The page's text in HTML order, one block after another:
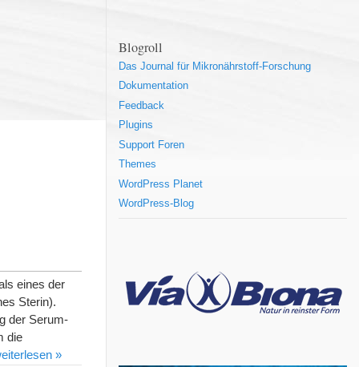
eines der
Sterin).
der Serum-
die
»
Blogroll
Das Journal für Mikronährstoff-Forschung
Dokumentation
Feedback
Plugins
Support Foren
Themes
WordPress Planet
WordPress-Blog